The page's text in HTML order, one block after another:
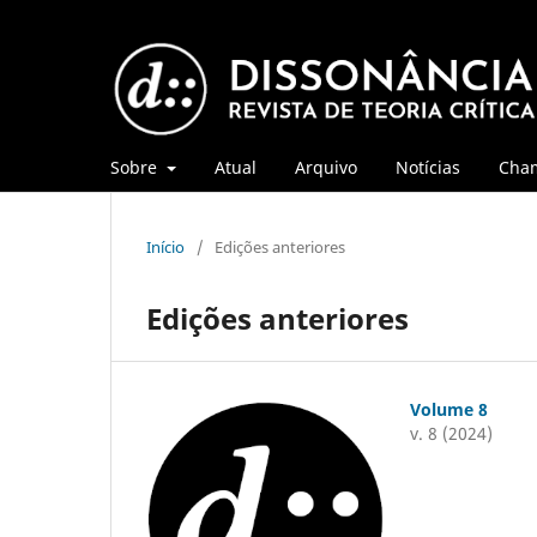
Sobre Atual Arquivo Notícias
Início / Edições anteriores
Edições anteriores
Volume 8
v. 8 (2024)